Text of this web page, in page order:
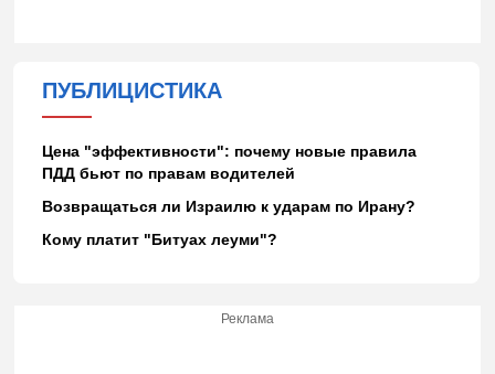
ПУБЛИЦИСТИКА
Цена "эффективности": почему новые правила
ПДД бьют по правам водителей
Возвращаться ли Израилю к ударам по Ирану?
Кому платит "Битуах леуми"?
Реклама